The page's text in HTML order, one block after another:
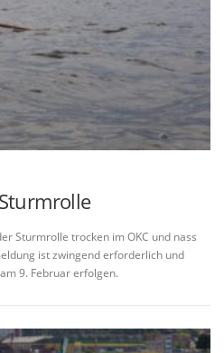
Sturmrolle trocken im OKC und nass
ist zwingend erforderlich und
9. Februar erfolgen.